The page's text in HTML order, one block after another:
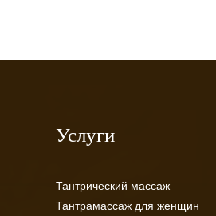
Услуги
Тантрический массаж
Тантрамассаж для женщин